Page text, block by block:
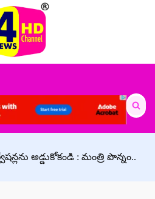
Search
for:
అడ్డుకోకండి : మంత్రి పొన్నం..